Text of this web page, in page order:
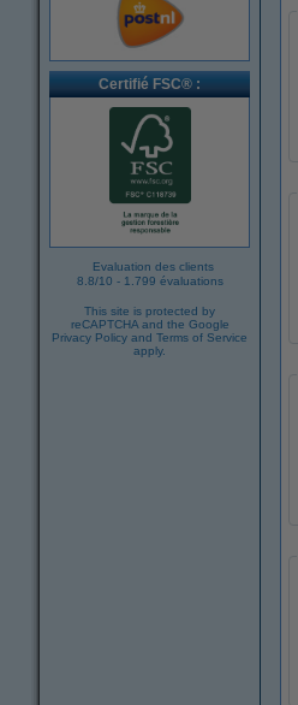
Certifié FSC® :
Evaluation des clients
8.8/10 - 1.799 évaluations
This site is protected by
reCAPTCHA and the Google
Privacy Policy and Terms of Service
apply.